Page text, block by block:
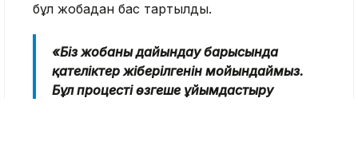
бұл жобадан бас тартылды.
«Біз жобаны дайындау барысында
қателіктер жіберілгенін мойындаймыз.
Бұл процесті өзгеше ұйымдастыру